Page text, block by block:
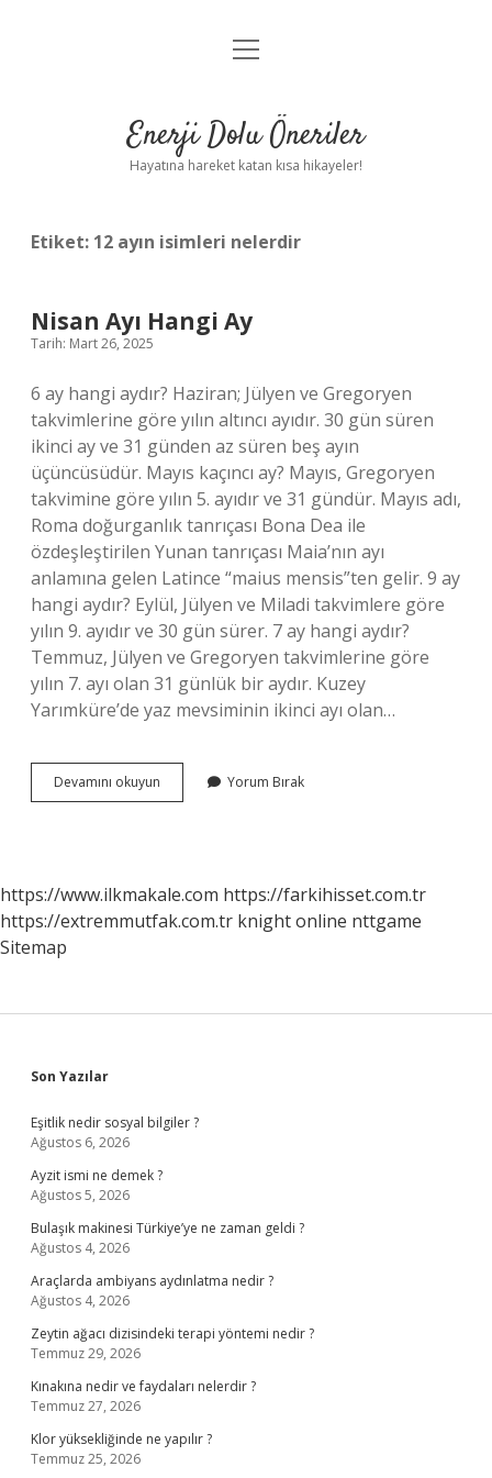
Anasayfa
Yasal Uyarı
menüyü
Enerji Dolu Öneriler
Hayatına hareket katan kısa hikayeler!
Etiket: 12 ayın isimleri nelerdir
Nisan Ayı Hangi Ay
Tarih: Mart 26, 2025
6 ay hangi aydır? Haziran; Jülyen ve Gregoryen
takvimlerine göre yılın altıncı ayıdır. 30 gün süren
ikinci ay ve 31 günden az süren beş ayın
üçüncüsüdür. Mayıs kaçıncı ay? Mayıs, Gregoryen
takvimine göre yılın 5. ayıdır ve 31 gündür. Mayıs adı,
Roma doğurganlık tanrıçası Bona Dea ile
özdeşleştirilen Yunan tanrıçası Maia’nın ayı
anlamına gelen Latince “maius mensis”ten gelir. 9 ay
hangi aydır? Eylül, Jülyen ve Miladi takvimlere göre
yılın 9. ayıdır ve 30 gün sürer. 7 ay hangi aydır?
Temmuz, Jülyen ve Gregoryen takvimlerine göre
yılın 7. ayı olan 31 günlük bir aydır. Kuzey
Yarımküre’de yaz mevsiminin ikinci ayı olan…
Devamını okuyun
Ayı
Yorum Bırak
https://www.ilkmakale.com https://farkihisset.com.tr
https://extremmutfak.com.tr knight online nttgame
Sitemap
Sidebar
Son Yazılar
Eşitlik nedir sosyal bilgiler ?
Ağustos 6, 2026
Ayzit ismi ne demek ?
Ağustos 5, 2026
Bulaşık makinesi Türkiye’ye ne zaman geldi ?
Ağustos 4, 2026
Araçlarda ambiyans aydınlatma nedir ?
Ağustos 4, 2026
Zeytin ağacı dizisindeki terapi yöntemi nedir ?
Temmuz 29, 2026
Kınakına nedir ve faydaları nelerdir ?
Temmuz 27, 2026
Klor yüksekliğinde ne yapılır ?
Temmuz 25, 2026